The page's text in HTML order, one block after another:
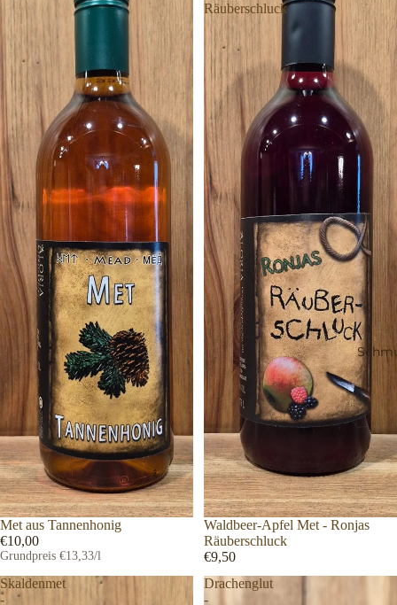
Met aus Tannenhonig
€10,00
Grundpreis €13,33/l
Räuberschluck
Waldbeer-Apfel Met - Ronjas
Räuberschluck
€9,50
Skaldenmet
-
Drachenglut
-